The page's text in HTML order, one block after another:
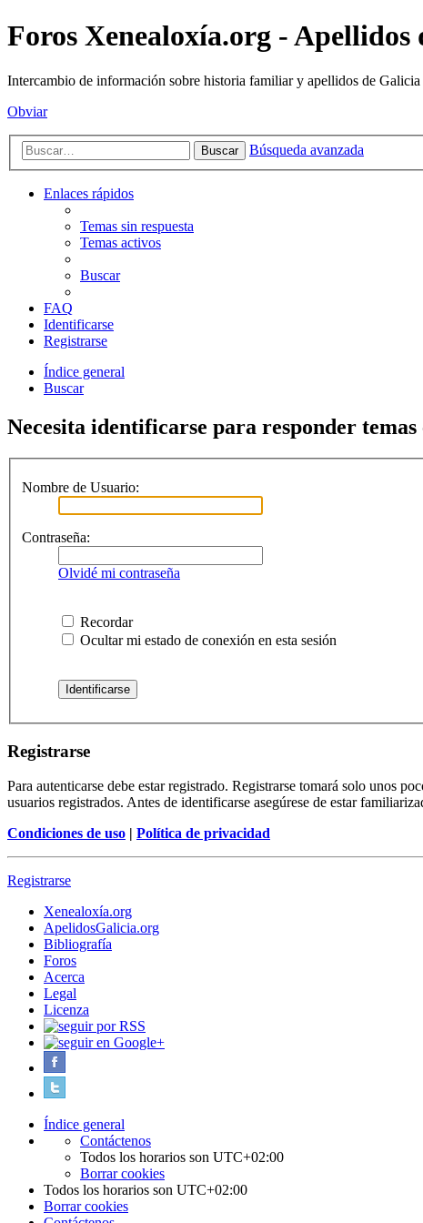
Foros Xenealoxía.org - Apellidos
Intercambio de información sobre historia familiar y apellidos de Galicia
Obviar
Buscar Búsqueda avanzada
Enlaces rápidos
Temas sin respuesta
Temas activos
Buscar
FAQ
Identificarse
Registrarse
Índice general
Buscar
Necesita identificarse para responder temas
Nombre de Usuario:
Contraseña:
Olvidé mi contraseña
Recordar
Ocultar mi estado de conexión en esta sesión
Registrarse
Para autenticarse debe estar registrado. Registrarse tomará solo unos
usuarios registrados. Antes de identificarse asegúrese de estar
Condiciones de uso | Política de privacidad
Registrarse
Xenealoxía.org
ApelidosGalicia.org
Bibliografía
Foros
Acerca
Legal
Licenza
Índice general
Contáctenos
Todos los horarios son UTC+02:00
Borrar cookies
Todos los horarios son UTC+02:00
Borrar cookies